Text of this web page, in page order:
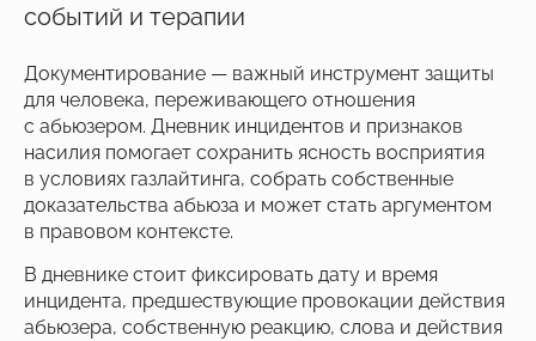
событий и терапии
Документирование — важный инструмент защиты
для человека, переживающего отношения
с абьюзером. Дневник инцидентов и признаков
насилия помогает сохранить ясность восприятия
в условиях газлайтинга, собрать собственные
доказательства абьюза и может стать аргументом
в правовом контексте.
В дневнике стоит фиксировать дату и время
инцидента, предшествующие провокации действия
абьюзера, собственную реакцию, слова и действия